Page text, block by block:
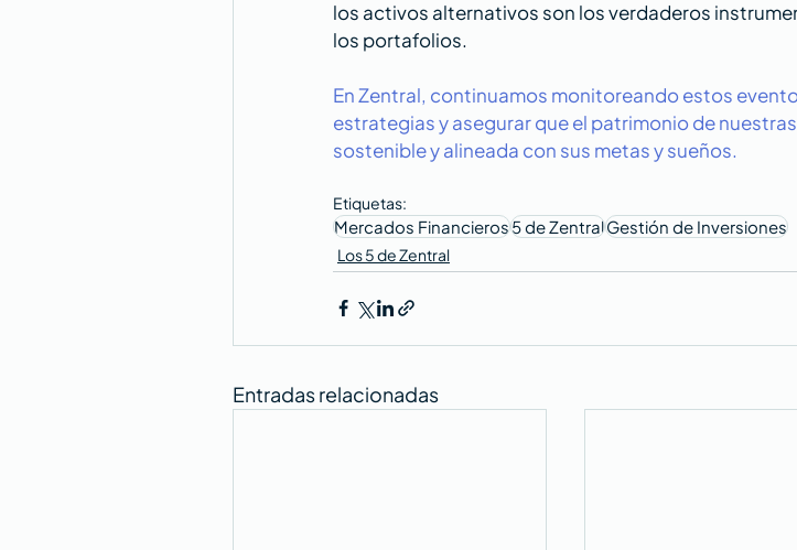
los activos alternativos son los verdaderos
los portafolios.
En Zentral, continuamos monitoreando estos
estrategias y asegurar que el patrimonio de
sostenible y alineada con sus metas y sueños​​​​.
Etiquetas:
Mercados Financieros5 de ZentralGestión de Inversiones
Los 5 de Zentral
Entradas relacionadas